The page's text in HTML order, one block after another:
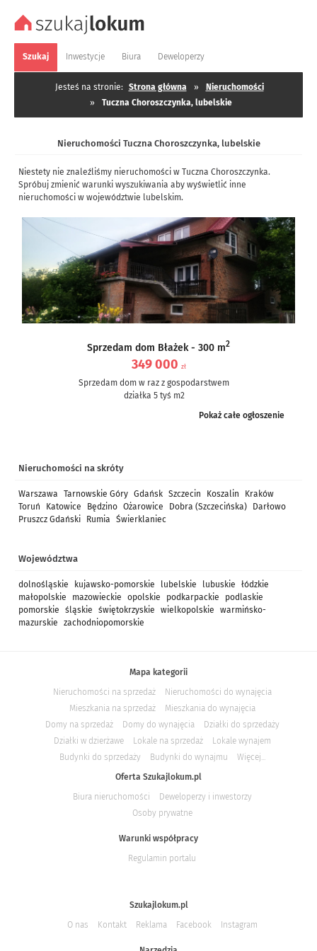
Szukaj Inwestycje Biura Deweloperzy
Jesteś na stronie: Strona główna »
Nieruchomości
»
Tuczna Choroszczynka, lubelskie
Nieruchomości Tuczna Choroszczynka, lubelskie
Niestety nie znaleźliśmy nieruchomości w Tuczna Choroszczynka.
Spróbuj zmienić warunki wyszukiwania aby wyświetlić inne
nieruchomości w województwie lubelskim.
Sprzedam dom Błażek - 300 m2
349 000 zł
Sprzedam dom w raz z gospodarstwem
działka 5 tyś m2
Pokaż całe ogłoszenie
Nieruchomości na skróty
Warszawa Tarnowskie Góry Gdańsk Szczecin Koszalin
Kraków
Toruń
Katowice Będzino Ożarowice Dobra (Szczecińska)
Darłowo
Pruszcz Gdański
Rumia Świerklaniec
Województwa
dolnośląskie kujawsko-pomorskie lubelskie lubuskie
łódzkie
małopolskie
mazowieckie opolskie podkarpackie
podlaskie
pomorskie
śląskie świętokrzyskie wielkopolskie
warmińsko-
mazurskie
zachodniopomorskie
Mapa kategorii
Nieruchomości na sprzedaż
Nieruchomości do wynajęcia
Mieszkania na sprzedaż
Mieszkania do wynajęcia
Domy na sprzedaż
Domy do wynajęcia
Działki do sprzedaży
Działki w dzierżawe
Lokale na sprzedaż
Lokale wynajem
Budynki do sprzedaży
Budynki do wynajmu
Więcej...
Oferta Szukajlokum.pl
Biura nieruchomości
Deweloperzy i inwestorzy
Osoby prywatne
Warunki współpracy
Regulamin portalu
Szukajlokum.pl
O nas
Kontakt Reklama Facebook Instagram